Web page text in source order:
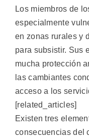
Los miembros de
especialmente
en zonas rurales y
para subsistir. Sus
mucha protección
las cambiantes
acceso a los
[related_articles]
Existen tres
consecuencias del